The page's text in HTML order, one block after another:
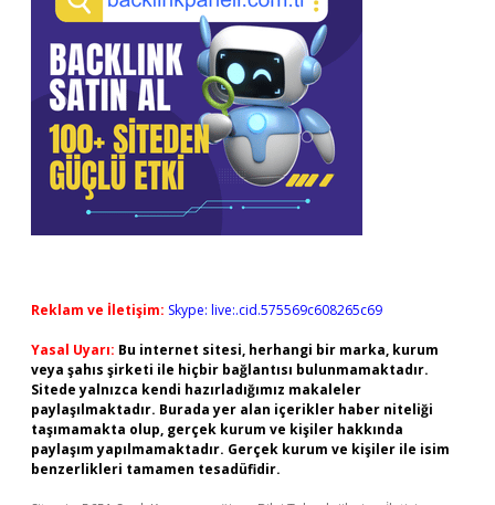
Reklam ve İletişim: Skype: live:.cid.575569c608265c69
Yasal Uyarı: Bu internet sitesi, herhangi bir marka, kurum
veya şahıs şirketi ile hiçbir bağlantısı bulunmamaktadır.
Sitede yalnızca kendi hazırladığımız makaleler
paylaşılmaktadır. Burada yer alan içerikler haber niteliği
taşımamakta olup, gerçek kurum ve kişiler hakkında
paylaşım yapılmamaktadır. Gerçek kurum ve kişiler ile isim
benzerlikleri tamamen tesadüfidir.